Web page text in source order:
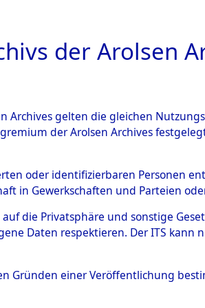
ÜBERSICHT BILD
über
Todesopfer
deren
der Arolsen
Archives gelten die gleichen
der Arolsen Archives
oder identifizierbaren Personen
in Gewerkschaften und Parteien
die Privatsphäre und sonstige
Daten respektieren. Der ITS
Gründen einer Veröffentlichung